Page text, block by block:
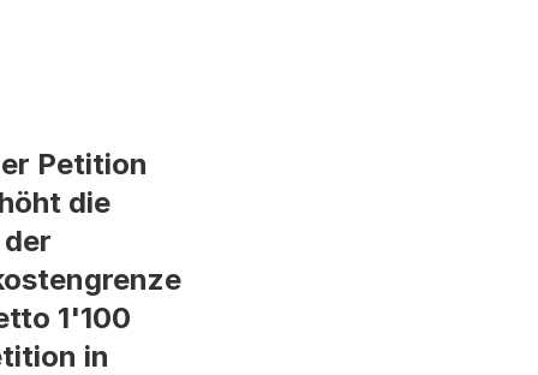
Petition
die
1'100
in